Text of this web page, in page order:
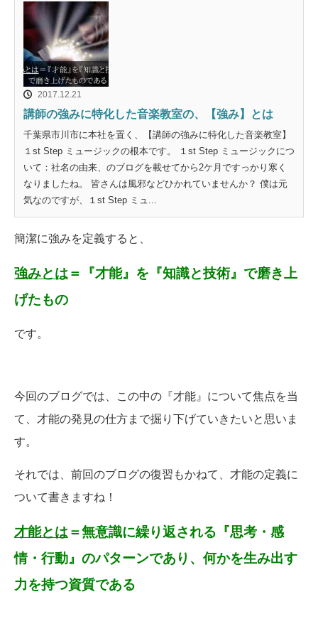
2017.12.21
講師の強みに特化した音楽教室の、【強み】とは
千葉県市川市に本社を置く、【講師の強みに特化した音楽教室】
１st Step ミュージックの根本です。 １st Step ミュージックにつ
いて：社名の由来、のブログを載せてから2ケ月ですっかり寒く
なりましたね。 皆さんは風邪などひかれていませんか？ 僕は元
気なのですが、１st Step ミュ...
簡潔に強みを定義すると、
強みとは ＝『才能』を『知識と技術』で磨き上
げたもの
です。
今回のブログでは、この中の『才能』について焦点を当
て、才能の発見の仕方まで掘り下げていきたいと思いま
す。
それでは、前回のブログの復習もかねて、才能の定義に
ついて書きますね！
才能とは ＝無意識に繰り返される『思考・感
情・行動』のパターンであり、何かを生み出す
力を持つ資質である